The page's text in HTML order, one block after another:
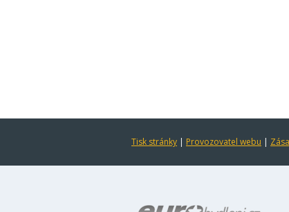
Tisk stránky | Provozovatel webu |